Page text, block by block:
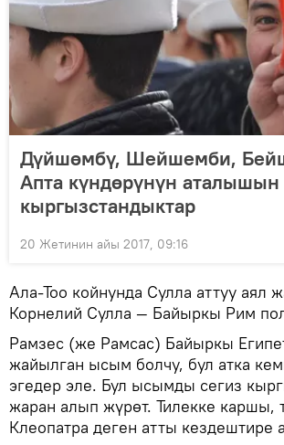
Дүйшөмбү, Шейшемби,
Апта күндөрүнүн аталышын
кыргызстандыктар
20 Жетинин айы 2017, 09:16
Ала-Тоо койнунда Сулла аттуу аял
Корнелий Сулла — Байыркы Рим
Рамзес (же Рамсас) Байыркы
жайылган ысым болчу, бул атка
эгедер эле. Бул ысымды сегиз
жаран алып жүрөт. Тилекке каршы,
Клеопатра деген атты кездештире